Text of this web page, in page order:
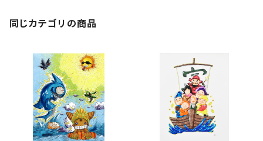
同じカテゴリの商品